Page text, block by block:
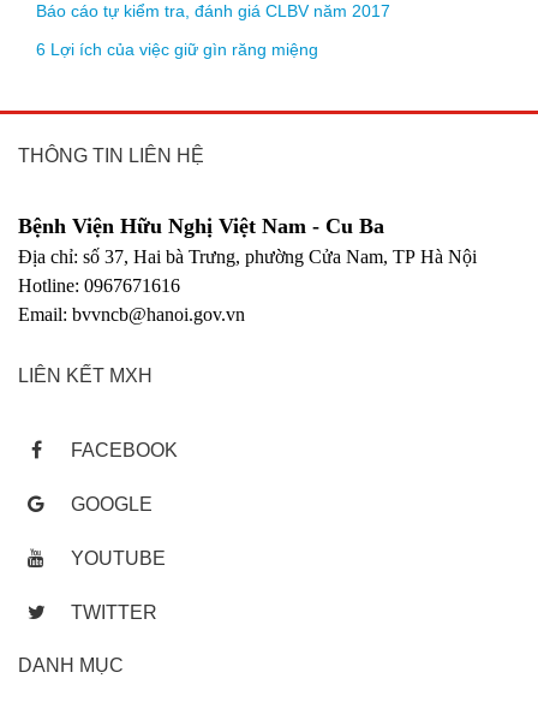
Báo cáo tự kiểm tra, đánh giá CLBV năm 2017
6 Lợi ích của việc giữ gìn răng miệng
THÔNG TIN LIÊN HỆ
Bệnh Viện Hữu Nghị Việt Nam - Cu Ba
Địa chỉ: số 37, Hai bà Trưng, phường Cửa Nam, TP Hà Nội
Hotline: 0967671616
Email: bvvncb@hanoi.gov.vn
LIÊN KẾT MXH
FACEBOOK
GOOGLE
YOUTUBE
TWITTER
DANH MỤC